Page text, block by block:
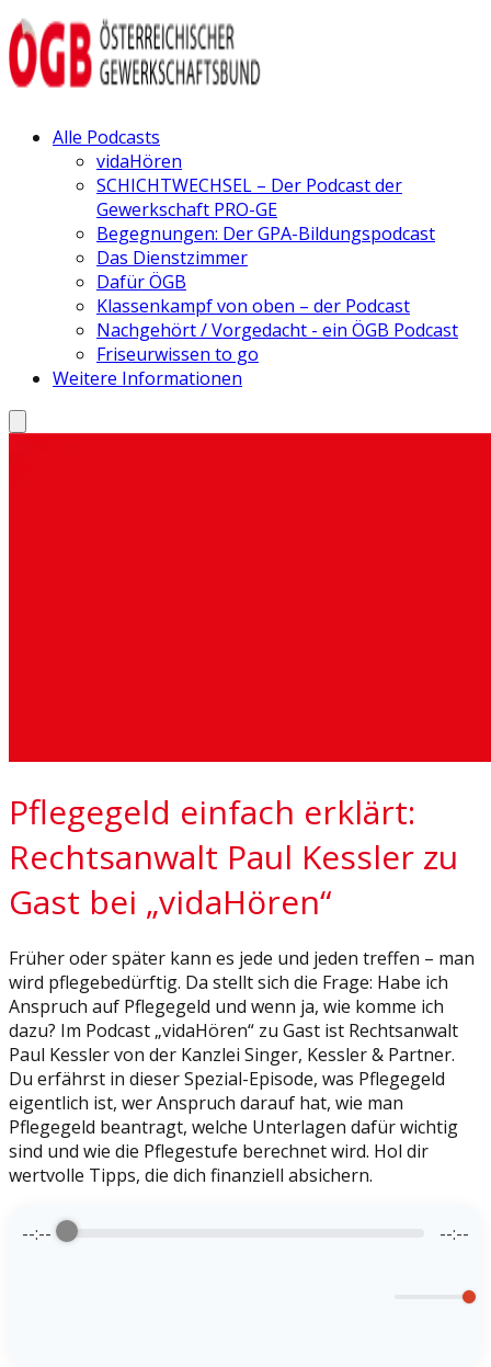
Alle Podcasts
vidaHören
SCHICHTWECHSEL – Der Podcast der
Gewerkschaft PRO-GE
Begegnungen: Der GPA-Bildungspodcast
Das Dienstzimmer
Dafür ÖGB
Klassenkampf von oben – der Podcast
Nachgehört / Vorgedacht - ein ÖGB Podcast
Friseurwissen to go
Weitere Informationen
Pflegegeld einfach erklärt:
Rechtsanwalt Paul Kessler zu
Gast bei „vidaHören“
Früher oder später kann es jede und jeden treffen – man
wird pflegebedürftig. Da stellt sich die Frage: Habe ich
Anspruch auf Pflegegeld und wenn ja, wie komme ich
dazu? Im Podcast „vidaHören“ zu Gast ist Rechtsanwalt
Paul Kessler von der Kanzlei Singer, Kessler & Partner.
Du erfährst in dieser Spezial-Episode, was Pflegegeld
eigentlich ist, wer Anspruch darauf hat, wie man
Pflegegeld beantragt, welche Unterlagen dafür wichtig
sind und wie die Pflegestufe berechnet wird. Hol dir
wertvolle Tipps, die dich finanziell absichern.
--:-- --:--